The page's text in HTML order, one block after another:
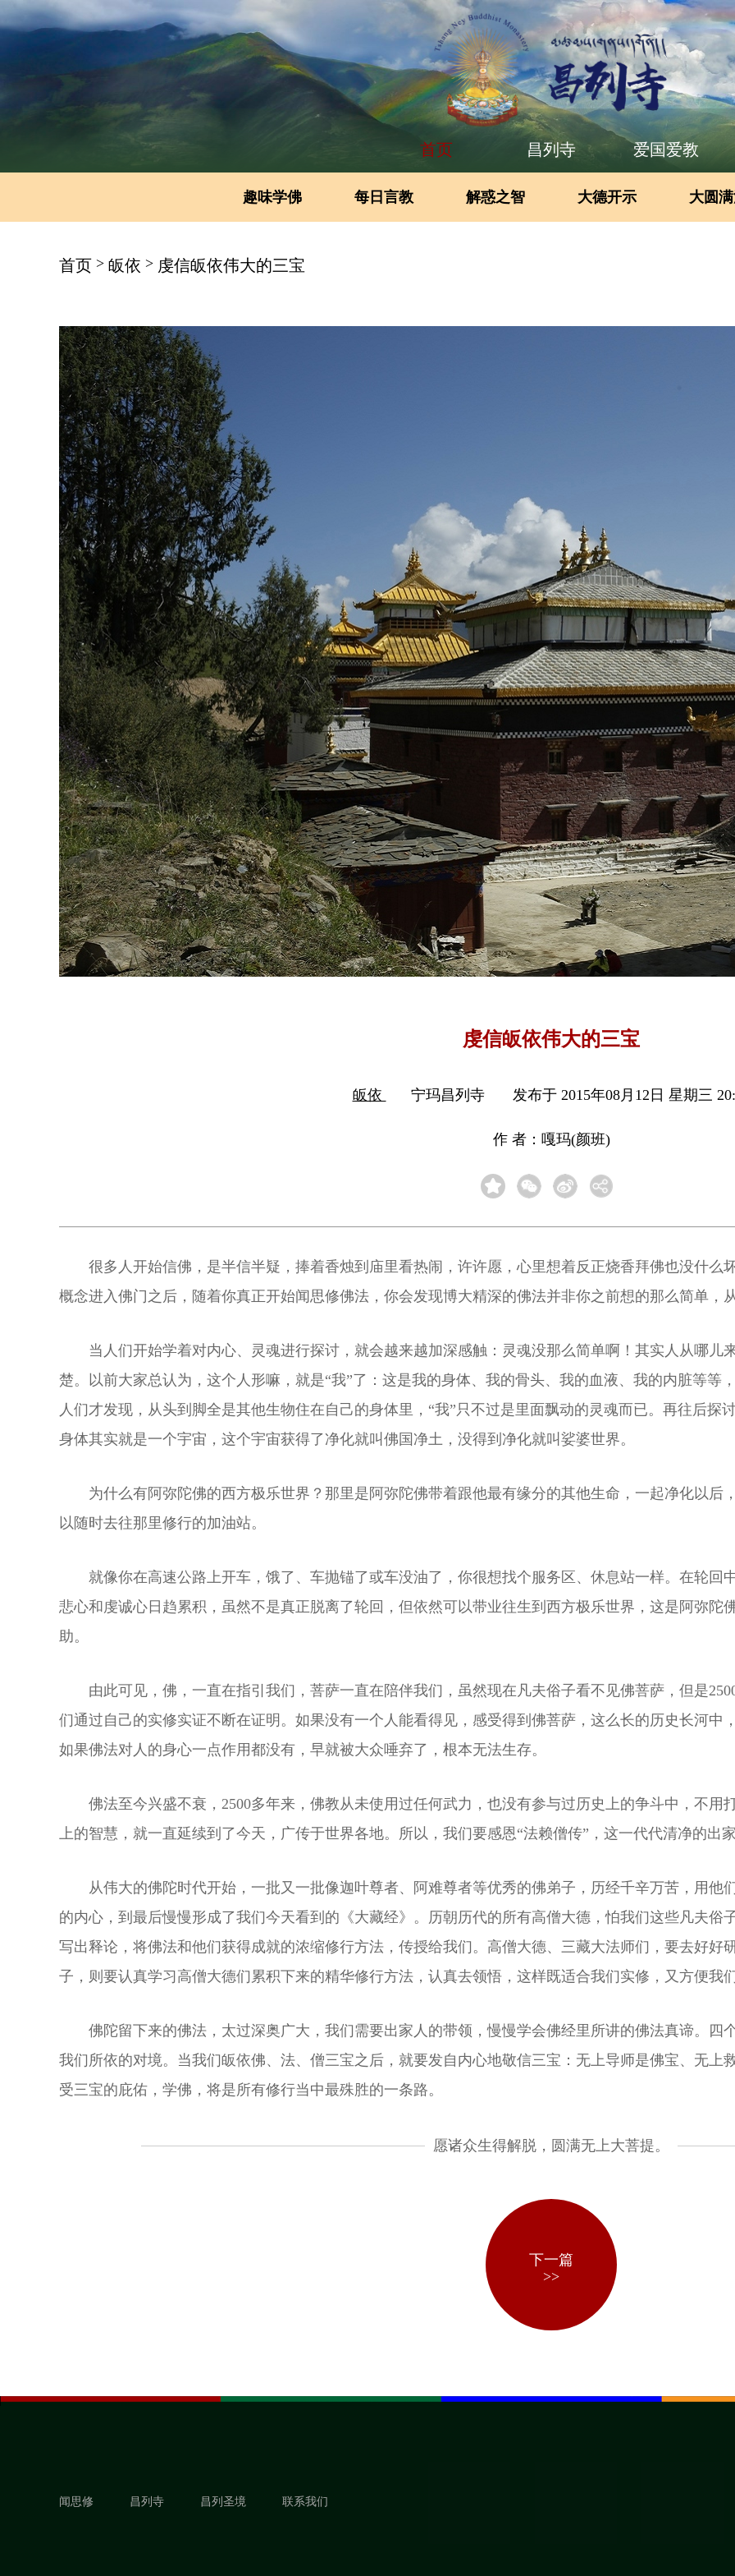
首页 昌列寺 爱国爱教
趣味学佛 每日言教 解惑之智 大德开示 大圆
首页 > 皈依 > 虔信皈依伟大的三宝
虔信皈依伟大的三宝
皈依 宁玛昌列寺 发布于 2015年08月12日 星期三
作 者：嘎玛(颜班)
很多人开始信佛，是半信半疑，捧着香烛到庙里看热闹，许许愿，心里想着反正烧香拜佛也没什么
概念进入佛门之后，随着你真正开始闻思修佛法，你会发现博大精深的佛法并非你之前想的那么简单，
当人们开始学着对内心、灵魂进行探讨，就会越来越加深感触：灵魂没那么简单啊！其实人从哪儿
楚。以前大家总认为，这个人形嘛，就是“我”了：这是我的身体、我的骨头、我的血液、我的内脏等等
人们才发现，从头到脚全是其他生物住在自己的身体里，“我”只不过是里面飘动的灵魂而已。再往后探
身体其实就是一个宇宙，这个宇宙获得了净化就叫佛国净土，没得到净化就叫娑婆世界。
为什么有阿弥陀佛的西方极乐世界？那里是阿弥陀佛带着跟他最有缘分的其他生命，一起净化以后
以随时去往那里修行的加油站。
就像你在高速公路上开车，饿了、车抛锚了或车没油了，你很想找个服务区、休息站一样。在轮回
悲心和虔诚心日趋累积，虽然不是真正脱离了轮回，但依然可以带业往生到西方极乐世界，这是阿弥陀
助。
由此可见，佛，一直在指引我们，菩萨一直在陪伴我们，虽然现在凡夫俗子看不见佛菩萨，但是
们通过自己的实修实证不断在证明。如果没有一个人能看得见，感受得到佛菩萨，这么长的历史长河中
如果佛法对人的身心一点作用都没有，早就被大众唾弃了，根本无法生存。
佛法至今兴盛不衰，2500多年来，佛教从未使用过任何武力，也没有参与过历史上的争斗中，不用
上的智慧，就一直延续到了今天，广传于世界各地。所以，我们要感恩“法赖僧传”，这一代代清净的出
从伟大的佛陀时代开始，一批又一批像迦叶尊者、阿难尊者等优秀的佛弟子，历经千辛万苦，用他
的内心，到最后慢慢形成了我们今天看到的《大藏经》。历朝历代的所有高僧大德，怕我们这些凡夫俗
写出释论，将佛法和他们获得成就的浓缩修行方法，传授给我们。高僧大德、三藏大法师们，要去好好
子，则要认真学习高僧大德们累积下来的精华修行方法，认真去领悟，这样既适合我们实修，又方便我
佛陀留下来的佛法，太过深奥广大，我们需要出家人的带领，慢慢学会佛经里所讲的佛法真谛。四
我们所依的对境。当我们皈依佛、法、僧三宝之后，就要发自内心地敬信三宝：无上导师是佛宝、无上
受三宝的庇佑，学佛，将是所有修行当中最殊胜的一条路。
愿诸众生得解脱，圆满无上大菩提。
下一篇
>>
闻思修 昌列寺 昌列圣境 联系我们